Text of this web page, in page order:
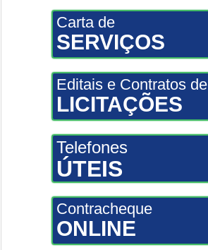
Carta de
SERVIÇOS
Editais e Contratos de
LICITAÇÕES
Telefones
ÚTEIS
Contracheque
ONLINE